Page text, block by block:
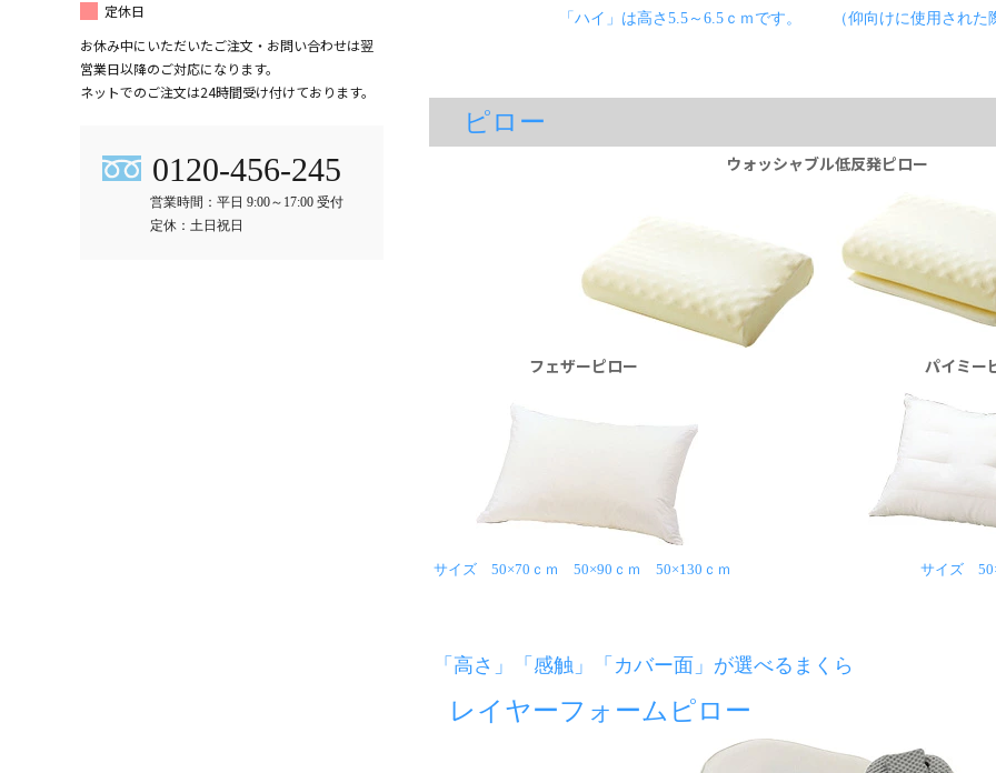
定休日
お休み中にいただいたご注文・お問い合わせは翌
営業日以降のご対応になります。
ネットでのご注文は24時間受け付けております。
0120-456-245
営業時間：平日 9:00～17:00 受付
定休：土日祝日
「ハイ」は高さ5.5～6.5ｃｍです。 （仰向けに使用された際
ピロー
ウォッシャブル低反発ピロー
フェザーピロー パイミー
サイズ 50×70ｃｍ 50×90ｃｍ 50×130ｃｍ サイズ
「高さ」「感触」「カバー面」が選べるまくら
レイヤーフォームピロー